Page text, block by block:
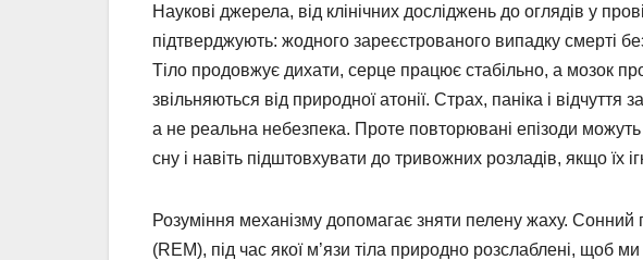
Наукові джерела, від клінічних досліджень до оглядів у
підтверджують: жодного зареєстрованого випадку смерті
Тіло продовжує дихати, серце працює стабільно, а мозок
звільняються від природної атонії. Страх, паніка і
а не реальна небезпека. Проте повторювані епізоди можуть
сну і навіть підштовхувати до тривожних розладів, якщо їх
Розуміння механізму допомагає зняти пелену жаху.
(REM), під час якої м’язи тіла природно розслаблені, щоб